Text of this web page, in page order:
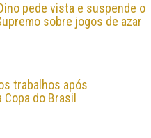
pede vista e suspende o
sobre jogos de azar
trabalhos após
do Brasil